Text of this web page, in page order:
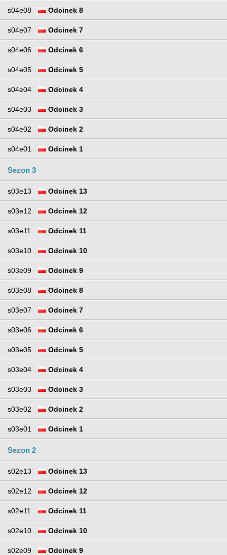
s04e08 Odcinek 8
s04e07 Odcinek 7
s04e06 Odcinek 6
s04e05 Odcinek 5
s04e04 Odcinek 4
s04e03 Odcinek 3
s04e02 Odcinek 2
s04e01 Odcinek 1
Sezon 3
s03e13 Odcinek 13
s03e12 Odcinek 12
s03e11 Odcinek 11
s03e10 Odcinek 10
s03e09 Odcinek 9
s03e08 Odcinek 8
s03e07 Odcinek 7
s03e06 Odcinek 6
s03e05 Odcinek 5
s03e04 Odcinek 4
s03e03 Odcinek 3
s03e02 Odcinek 2
s03e01 Odcinek 1
Sezon 2
s02e13 Odcinek 13
s02e12 Odcinek 12
s02e11 Odcinek 11
s02e10 Odcinek 10
s02e09 Odcinek 9